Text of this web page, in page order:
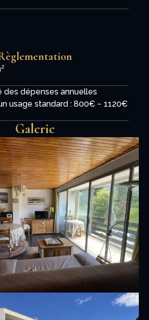
des dépenses annuelles
usage standard : 800€ ~ 1120€
Galerie